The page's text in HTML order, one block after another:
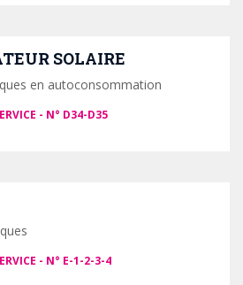
SOLAIRE
en autoconsommation
D34-D35
E-1-2-3-4